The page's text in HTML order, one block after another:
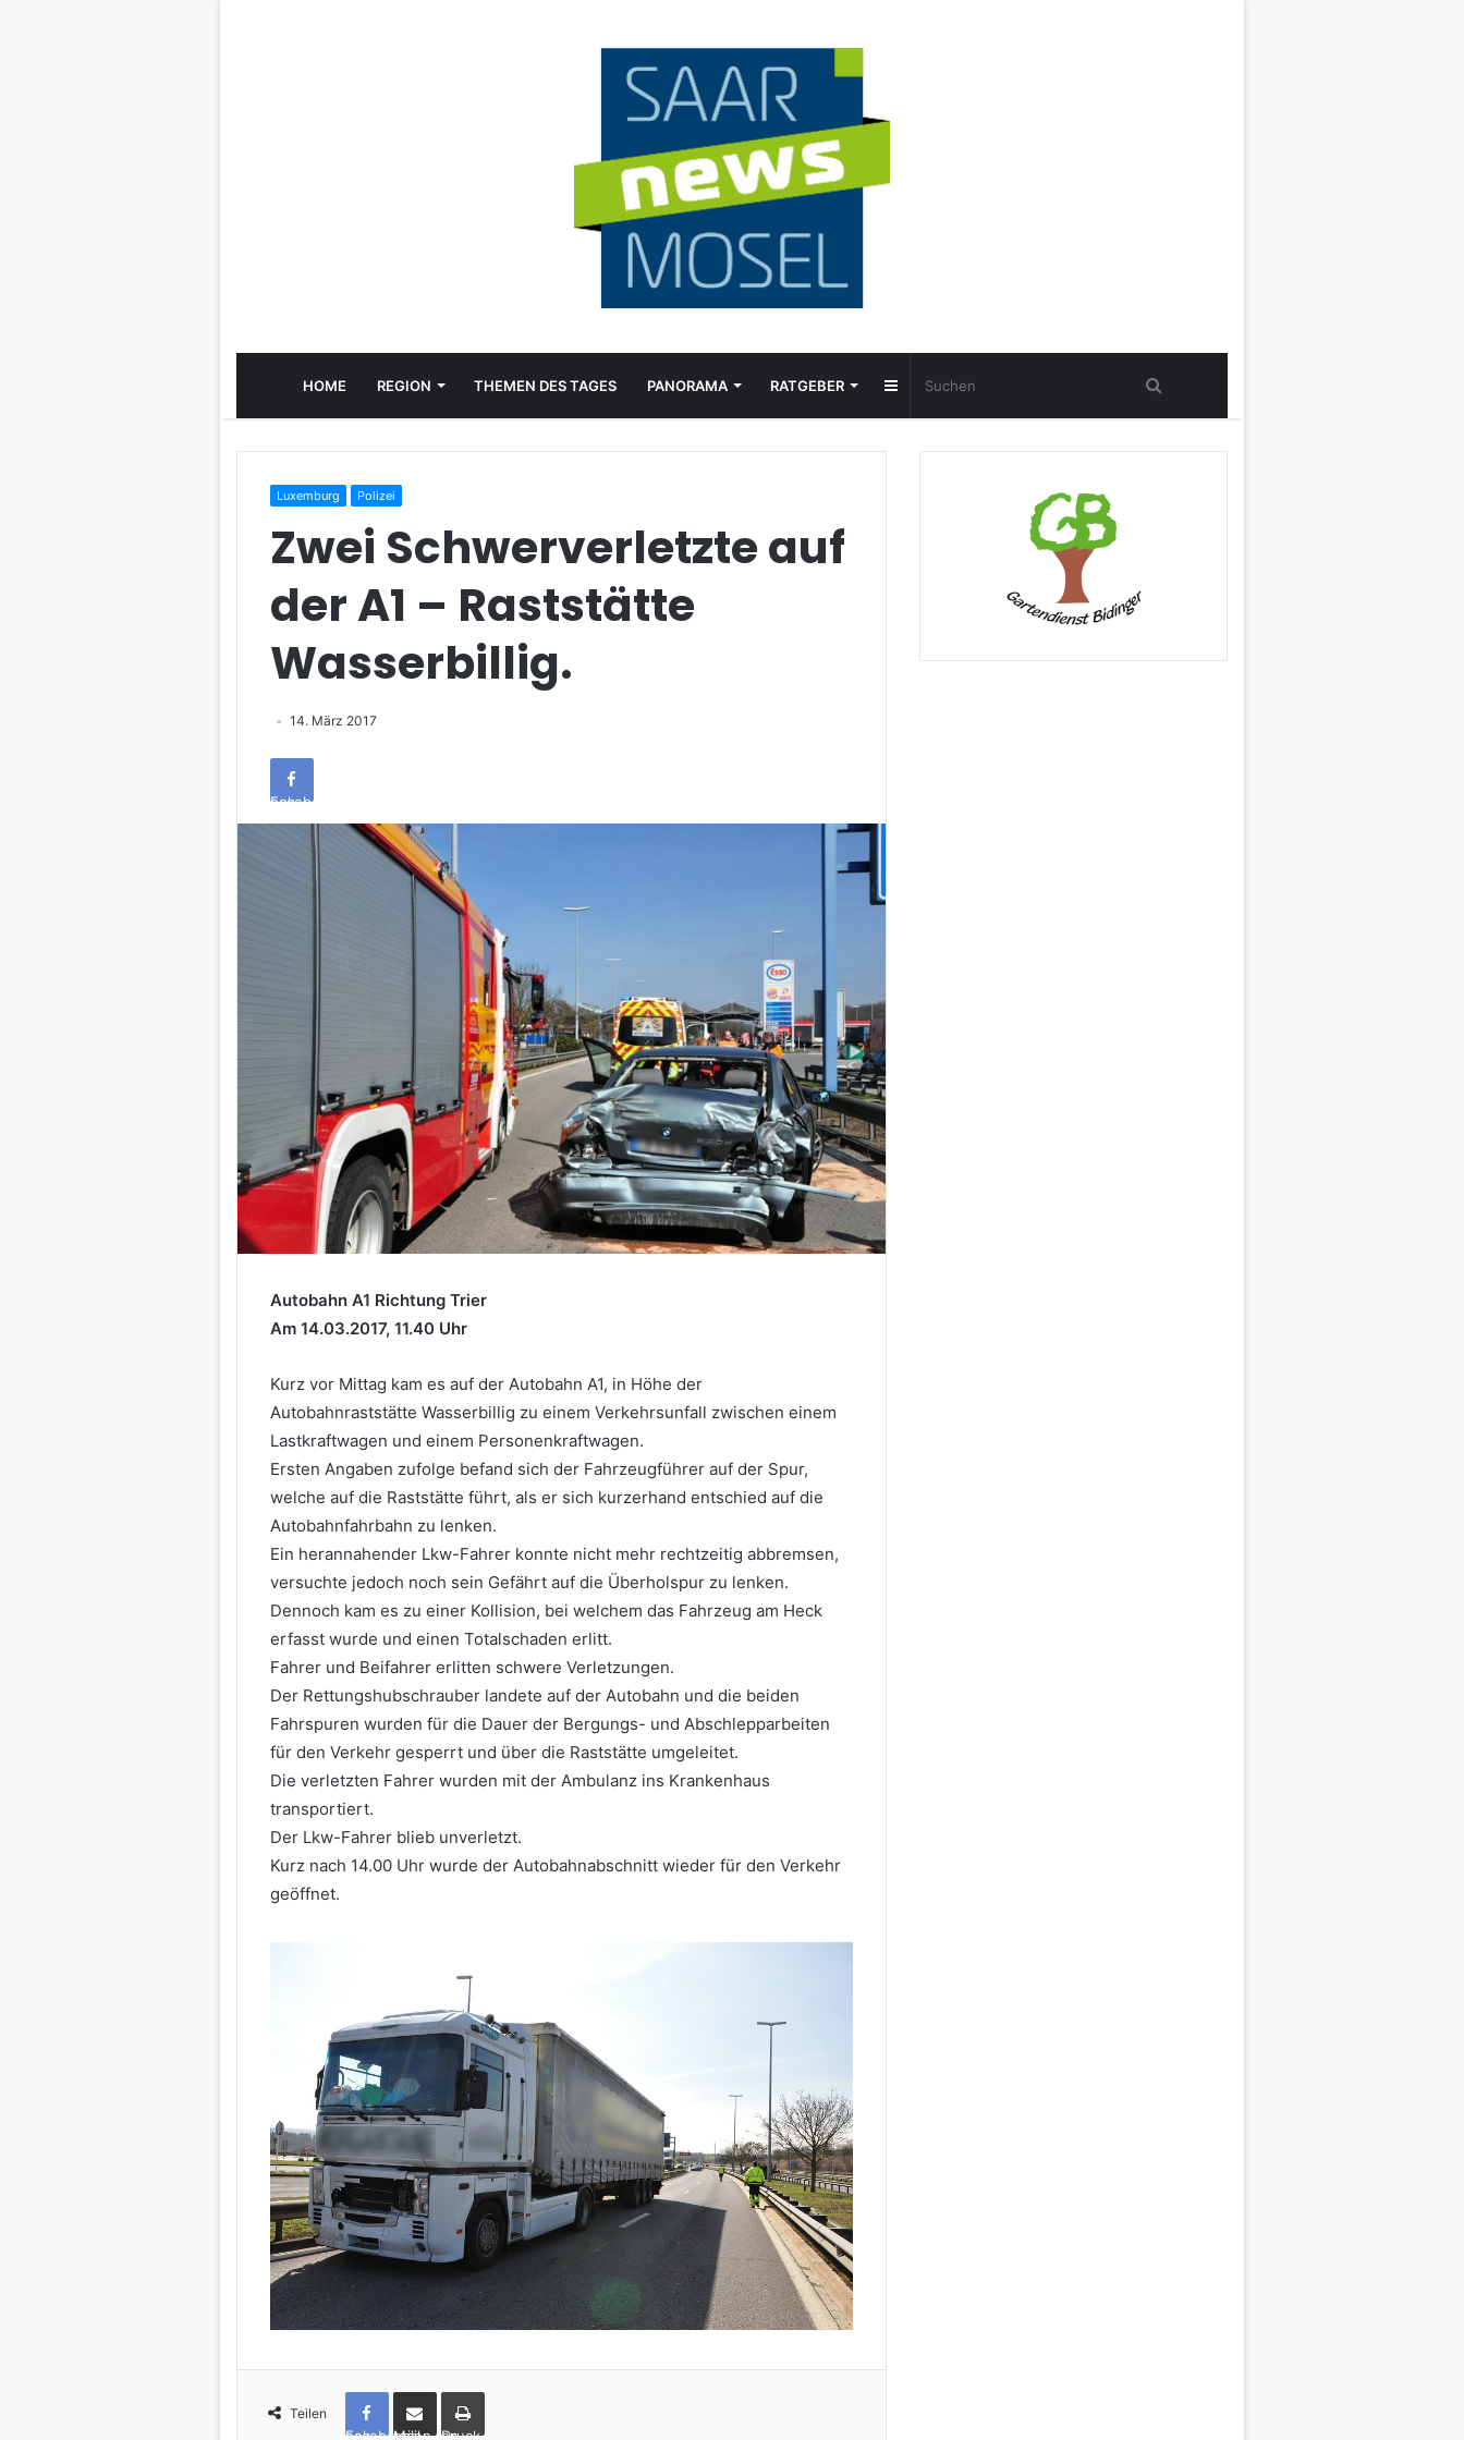
HOME REGION THEMEN DES TAGES PANORAMA RATGEBER Sidebar
Luxemburg Polizei
Zwei Schwerverletzte auf
der A1 – Raststätte
Wasserbillig.
14. März 2017
Facebook
Autobahn A1 Richtung Trier
Am 14.03.2017, 11.40 Uhr
Kurz vor Mittag kam es auf der Autobahn A1, in Höhe der
Autobahnraststätte Wasserbillig zu einem Verkehrsunfall zwischen einem
Lastkraftwagen und einem Personenkraftwagen.
Ersten Angaben zufolge befand sich der Fahrzeugführer auf der Spur,
welche auf die Raststätte führt, als er sich kurzerhand entschied auf die
Autobahnfahrbahn zu lenken.
Ein herannahender Lkw-Fahrer konnte nicht mehr rechtzeitig abbremsen,
versuchte jedoch noch sein Gefährt auf die Überholspur zu lenken.
Dennoch kam es zu einer Kollision, bei welchem das Fahrzeug am Heck
erfasst wurde und einen Totalschaden erlitt.
Fahrer und Beifahrer erlitten schwere Verletzungen.
Der Rettungshubschrauber landete auf der Autobahn und die beiden
Fahrspuren wurden für die Dauer der Bergungs- und Abschlepparbeiten
für den Verkehr gesperrt und über die Raststätte umgeleitet.
Die verletzten Fahrer wurden mit der Ambulanz ins Krankenhaus
transportiert.
Der Lkw-Fahrer blieb unverletzt.
Kurz nach 14.00 Uhr wurde der Autobahnabschnitt wieder für den Verkehr
geöffnet.
Teilen
Facebook per Mail teilen Drucken